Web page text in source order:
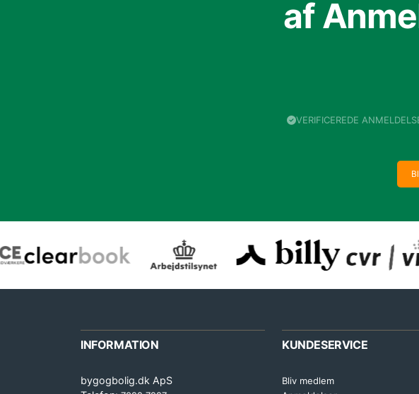
af
VERIFICEREDE
INFORMATION
bygogbolig.dk ApS
KUNDESERVICE
Bliv medlem